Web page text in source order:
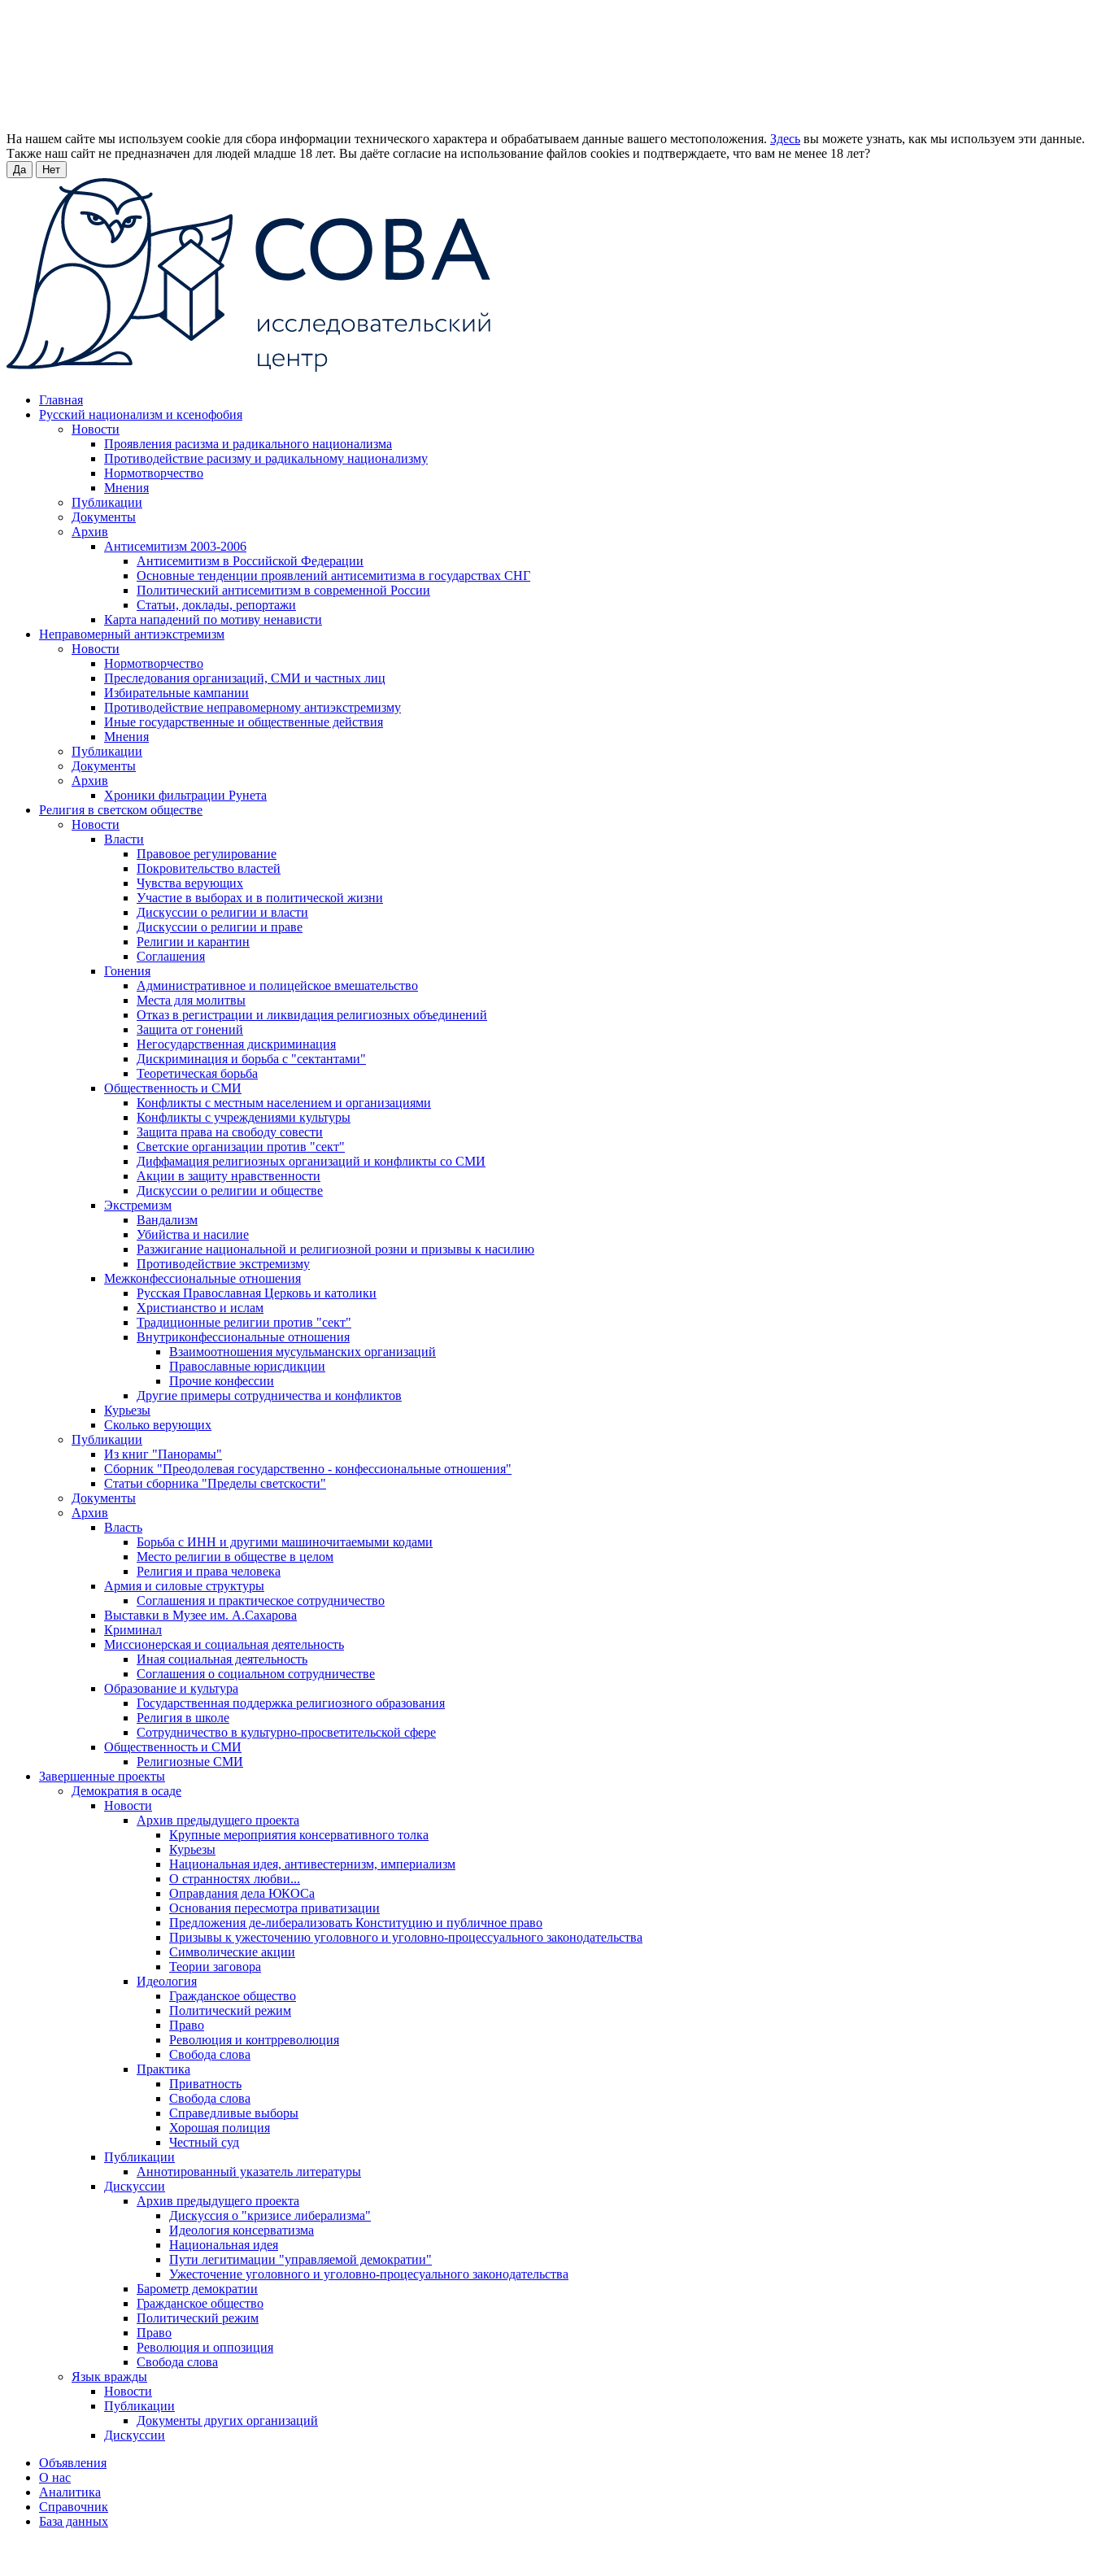
На нашем сайте мы используем cookie для сбора информации технического характера и обрабатываем данные вашего местоположения. Здесь вы можете узнать, как мы используем эти данные.
Также наш сайт не предназначен для людей младше 18 лет. Вы даёте согласие на использование файлов cookies и подтверждаете, что вам не менее 18 лет?
Да Нет
Главная
Русский национализм и ксенофобия
Новости
Проявления расизма и радикального национализма
Противодействие расизму и радикальному национализму
Нормотворчество
Мнения
Публикации
Документы
Архив
Антисемитизм 2003-2006
Антисемитизм в Российской Федерации
Основные тенденции проявлений антисемитизма в государствах СНГ
Политический антисемитизм в современной России
Статьи, доклады, репортажи
Карта нападений по мотиву ненависти
Неправомерный антиэкстремизм
Новости
Нормотворчество
Преследования организаций, СМИ и частных лиц
Избирательные кампании
Противодействие неправомерному антиэкстремизму
Иные государственные и общественные действия
Мнения
Публикации
Документы
Архив
Хроники фильтрации Рунета
Религия в светском обществе
Новости
Власти
Правовое регулирование
Покровительство властей
Чувства верующих
Участие в выборах и в политической жизни
Дискуссии о религии и власти
Дискуссии о религии и праве
Религии и карантин
Соглашения
Гонения
Административное и полицейское вмешательство
Места для молитвы
Отказ в регистрации и ликвидация религиозных объединений
Защита от гонений
Негосударственная дискриминация
Дискриминация и борьба с "сектантами"
Теоретическая борьба
Общественность и СМИ
Конфликты с местным населением и организациями
Конфликты с учреждениями культуры
Защита права на свободу совести
Светские организации против "сект"
Диффамация религиозных организаций и конфликты со СМИ
Акции в защиту нравственности
Дискуссии о религии и обществе
Экстремизм
Вандализм
Убийства и насилие
Разжигание национальной и религиозной розни и призывы к насилию
Противодействие экстремизму
Межконфессиональные отношения
Русская Православная Церковь и католики
Христианство и ислам
Традиционные религии против "сект"
Внутриконфессиональные отношения
Взаимоотношения мусульманских организаций
Православные юрисдикции
Прочие конфессии
Другие примеры сотрудничества и конфликтов
Курьезы
Сколько верующих
Публикации
Из книг "Панорамы"
Сборник "Преодолевая государственно - конфессиональные отношения"
Статьи сборника "Пределы светскости"
Документы
Архив
Власть
Борьба с ИНН и другими машиночитаемыми кодами
Место религии в обществе в целом
Религия и права человека
Армия и силовые структуры
Соглашения и практическое сотрудничество
Выставки в Музее им. А.Сахарова
Криминал
Миссионерская и социальная деятельность
Иная социальная деятельность
Соглашения о социальном сотрудничестве
Образование и культура
Государственная поддержка религиозного образования
Религия в школе
Сотрудничество в культурно-просветительской сфере
Общественность и СМИ
Религиозные СМИ
Завершенные проекты
Демократия в осаде
Новости
Архив предыдущего проекта
Крупные мероприятия консервативного толка
Курьезы
Национальная идея, антивестернизм, империализм
О странностях любви...
Оправдания дела ЮКОСа
Основания пересмотра приватизации
Предложения де-либерализовать Конституцию и публичное право
Призывы к ужесточению уголовного и уголовно-процессуального законодательства
Символические акции
Теории заговора
Идеология
Гражданское общество
Политический режим
Право
Революция и контрреволюция
Свобода слова
Практика
Приватность
Свобода слова
Справедливые выборы
Хорошая полиция
Честный суд
Публикации
Аннотированный указатель литературы
Дискуссии
Архив предыдущего проекта
Дискуссия о "кризисе либерализма"
Идеология консерватизма
Национальная идея
Пути легитимации "управляемой демократии"
Ужесточение уголовного и уголовно-процесуального законодательства
Барометр демократии
Гражданское общество
Политический режим
Право
Революция и оппозиция
Свобода слова
Язык вражды
Новости
Публикации
Документы других организаций
Дискуссии
Объявления
О нас
Аналитика
Справочник
База данных